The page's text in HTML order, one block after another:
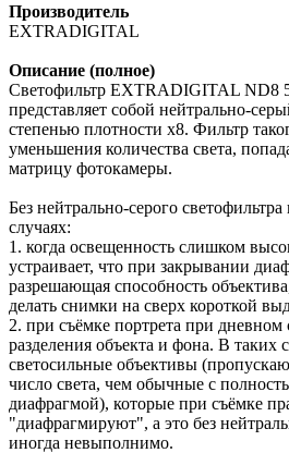
Производитель
EXTRADIGITAL
Описание (полное)
Светофильтр EXTRADIGITAL ND8
представляет собой нейтрально-
степенью плотности х8. Фильтр
уменьшения количества света,
матрицу фотокамеры.
Без нейтрально-серого
случаях:
1. когда освещенность слишком
устраивает, что при закрывании
разрешающая способность
делать снимки на сверх короткой
2. при съёмке портрета при дневном
разделения объекта и фона. В таких
светосильные объективы
число света, чем обычные с
диафрагмой), которые при съёмке
"диафрагмируют", а это без
иногда невыполнимо.